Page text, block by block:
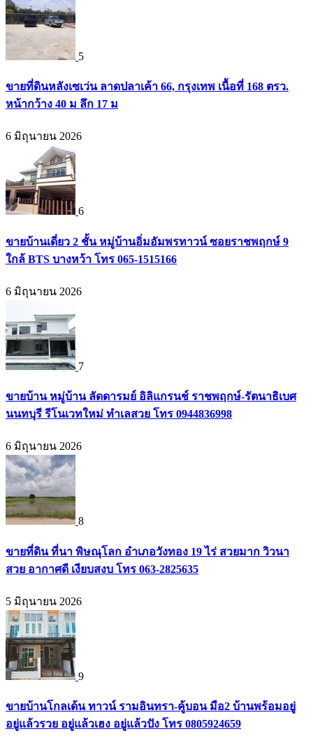
5
ขายที่ดินหลังเซเว่น ลาดปลาเค้า 66, กรุงเทพ เนื้อที่ 168 ตรว.
หน้ากว้าง 40 ม ลึก 17 ม
6 มิถุนายน 2026
6
ขายบ้านเดี่ยว 2 ชั้น หมู่บ้านอิ่มอัมพรทาวน์ ซอยราชพฤกษ์ 9
ใกล้ BTS บางหว้า โทร 065-1515166
6 มิถุนายน 2026
7
ขายบ้าน หมู่บ้าน ลัดดารมย์ อิลิแกรนช์ ราชพฤกษ์-รัตนาธิเบศ
นนทบุรี รีโนเวทใหม่ ทำเลสวย โทร 0944836998
6 มิถุนายน 2026
8
ขายที่ดิน ที่นา พิษณุโลก อำเภอวังทอง 19 ไร่ สวยมาก วิวนา
สวย อากาศดี เงียบสงบ โทร 063-2825635
5 มิถุนายน 2026
9
ขายบ้านโกลเด้น ทาวน์ รามอินทรา-คู้บอน มือ2 บ้านพร้อมอยู่
อยู่แล้วรวย อยู่แล้วเฮง อยู่แล้วปัง โทร 0805924659